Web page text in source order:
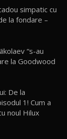
și Confortabil
/ AutoBlog.MD
Testat în
Cum e să
simpatic cu
la fondare –
“s-au
la Goodwood
De la
1! Cum a
noul Hilux